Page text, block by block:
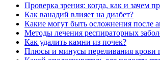
Проверка зрения: когда, как и зачем
Как ванадий влияет на диабет?
Какие могут быть осложнения после
Методы лечения респираторных
Как удалить камни из почек?
Плюсы и минусы переливания крови